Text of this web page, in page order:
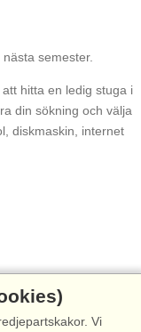
semester.
hitta en ledig stuga i
din sökning och välja
diskmaskin, internet
Vi